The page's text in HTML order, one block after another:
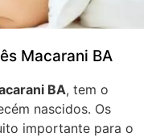
Macarani BA
BA, tem o
nascidos. Os
importante para o